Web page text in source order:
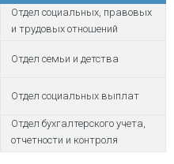
Отдел социальных, правовых
и трудовых отношений
Отдел семьи и детства
Отдел социальных выплат
Отдел бухгалтерского учета,
отчетности и контроля